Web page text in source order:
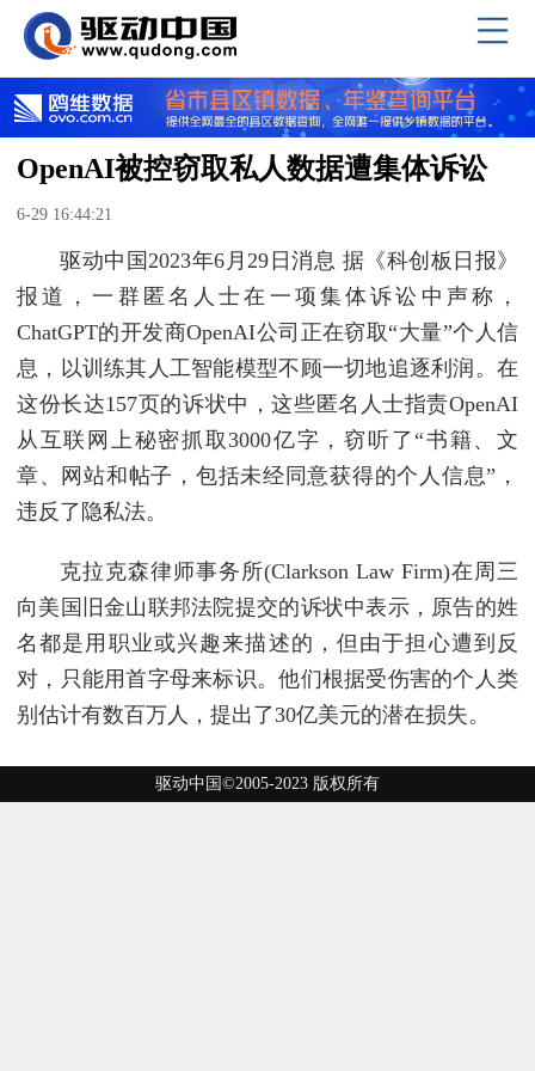
OpenAI被控窃取私人数据遭集体诉讼
6-29 16:44:21
驱动中国2023年6月29日消息 据《科创板日报》
报道，一群匿名人士在一项集体诉讼中声称，
ChatGPT的开发商OpenAI公司正在窃取“大量”个人信
息，以训练其人工智能模型不顾一切地追逐利润。在
这份长达157页的诉状中，这些匿名人士指责OpenAI
从互联网上秘密抓取3000亿字，窃听了“书籍、文
章、网站和帖子，包括未经同意获得的个人信息”，
违反了隐私法。
克拉克森律师事务所(Clarkson Law Firm)在周三
向美国旧金山联邦法院提交的诉状中表示，原告的姓
名都是用职业或兴趣来描述的，但由于担心遭到反
对，只能用首字母来标识。他们根据受伤害的个人类
别估计有数百万人，提出了30亿美元的潜在损失。
驱动中国©2005-2023 版权所有